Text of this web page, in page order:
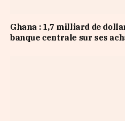
Ghana : 1,7 milliard de
banque centrale sur ses